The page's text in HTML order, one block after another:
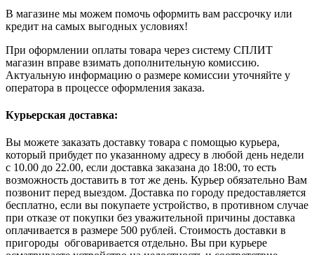
В магазине мы можем помочь оформить вам рассрочку или
кредит на самых выгодных условиях!
При оформлении оплаты товара через систему СПЛИТ
магазин вправе взимать дополнительную комиссию.
Актуальную информацию о размере комиссии уточняйте у
оператора в процессе оформления заказа.
Курьерская доставка:
Вы можете заказать доставку товара с помощью курьера,
который прибудет по указанному адресу в любой день недели
с 10.00 до 22.00, если доставка заказана до 18:00, то есть
возможность доставить в тот же день. Курьер обязательно Вам
позвонит перед выездом. Доставка по городу предоставляется
бесплатно, если вы покупаете устройство, в противном случае
при отказе от покупки без уважительной причины доставка
оплачивается в размере 500 рублей. Стоимость доставки в
пригороды обговаривается отдельно. Вы при курьере